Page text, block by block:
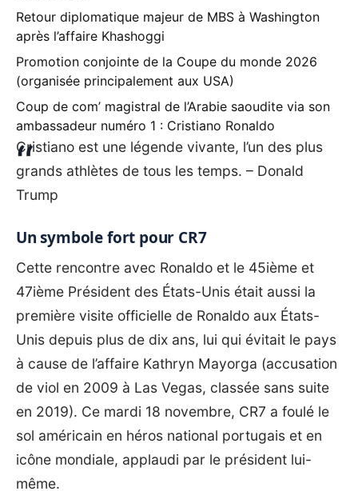
Retour diplomatique majeur de MBS à Washington
après l’affaire Khashoggi
Promotion conjointe de la Coupe du monde 2026
(organisée principalement aux USA)
Coup de com’ magistral de l’Arabie saoudite via son
ambassadeur numéro 1 : Cristiano Ronaldo
Cristiano est une légende vivante, l’un des plus
grands athlètes de tous les temps. – Donald
Trump
Un symbole fort pour CR7
Cette rencontre avec Ronaldo et le 45ième et
47ième Président des États-Unis était aussi la
première visite officielle de Ronaldo aux États-
Unis depuis plus de dix ans, lui qui évitait le pays
à cause de l’affaire Kathryn Mayorga (accusation
de viol en 2009 à Las Vegas, classée sans suite
en 2019). Ce mardi 18 novembre, CR7 a foulé le
sol américain en héros national portugais et en
icône mondiale, applaudi par le président lui-
même.